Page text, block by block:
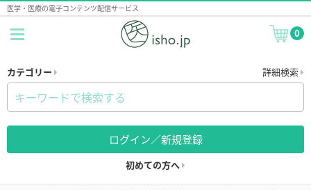
医学・医療の電子コンテンツ配信サービス
0
カテゴリー 詳細検索
ログイン／新規登録
初めての方へ